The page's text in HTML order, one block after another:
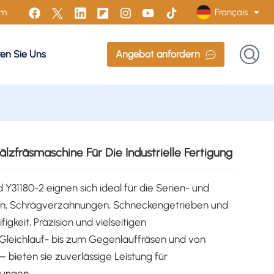
Français
English
Italiano
Português
Sie Uns Angebot anfordern
Für Die Industrielle Fertigung
Y31180-2 eignen sich ideal für die Serien- und
Schrägverzahnungen, Schneckengetrieben und
Präzision und vielseitigen
bis zum Gegenlauffräsen und von
bieten sie zuverlässige Leistung für